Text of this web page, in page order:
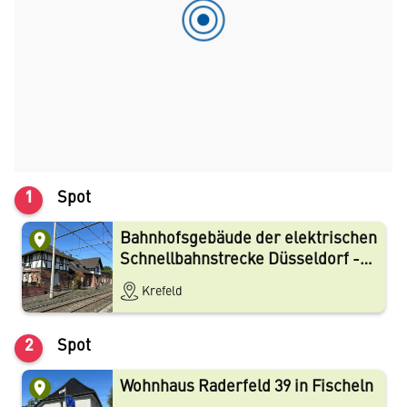
1898 - Die K-Bahn nimmt ihren Betrieb auf
1900 - Ein Stahlwerk entsteht auf Fischelner Boden
1958 - Die erste evangelische Kirche in Fischeln wird
eingeweiht (Markuskirche)
1960-1980 - Große Bautätigkeit in Fischeln
1975-2010 - Infrastrukturmaßnahmen (Schulen,
Schwimmbäder, Handel und Dienstleistung)
1975-2010 - Neuerschließung von Flächen für Gewerbe-
und Industrieansiedlung
2010 - Fischeln hat ca. 27.000 Einwohner & das Rathaus
wird 100 Jahre alt
2023 - Krefeld feiert seinen 650. Geburtstag
1 Spot
Bahnhofsgebäude der elektrischen
Schnellbahnstrecke Düsseldorf -
Krefeld in Fischeln
Krefeld
2 Spot
Wohnhaus Raderfeld 39 in Fischeln